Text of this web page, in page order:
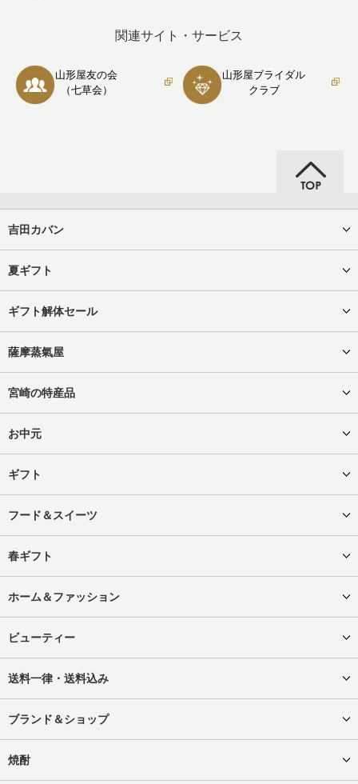
関連サイト・サービス
山形屋友の会
（七草会）
山形屋ブライダル
クラブ
吉田カバン
夏ギフト
ギフト解体セール
薩摩蒸氣屋
宮崎の特産品
お中元
ギフト
フード＆スイーツ
春ギフト
ホーム＆ファッション
ビューティー
送料一律・送料込み
ブランド＆ショップ
焼酎